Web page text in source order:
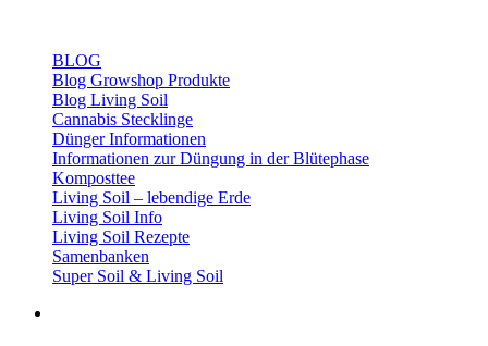
BLOG
Blog Growshop Produkte
Blog Living Soil
Cannabis Stecklinge
Dünger Informationen
Informationen zur Düngung in der Blütephase
Komposttee
Living Soil – lebendige Erde
Living Soil Info
Living Soil Rezepte
Samenbanken
Super Soil & Living Soil